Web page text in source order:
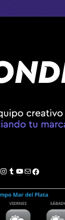
Instagram
Tumblr
YouTube
Correo electrónico
Facebook